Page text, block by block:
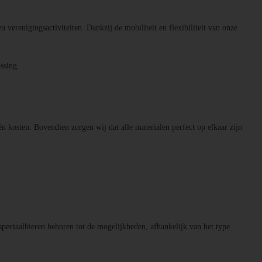
verenigingsactiviteiten. Dankzij de mobiliteit en flexibiliteit van onze
kosten. Bovendien zorgen wij dat alle materialen perfect op elkaar zijn
behoren tot de mogelijkheden, afhankelijk van het type